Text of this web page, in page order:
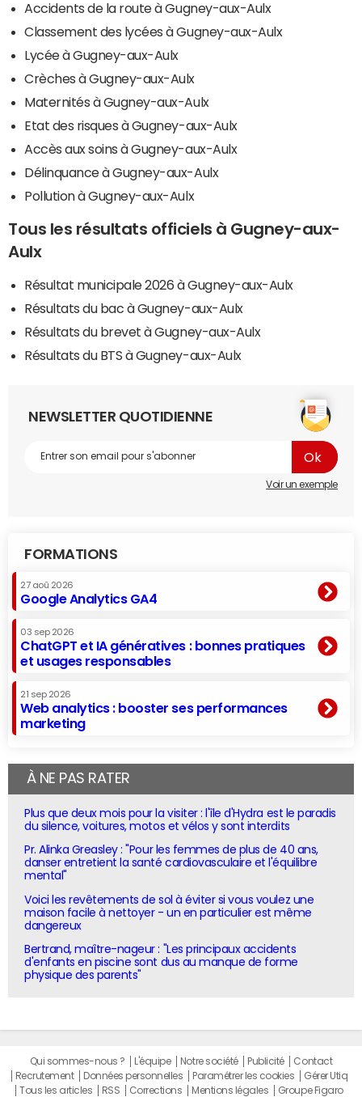
Accidents de la route à Gugney-aux-Aulx
Classement des lycées à Gugney-aux-Aulx
Lycée à Gugney-aux-Aulx
Crèches à Gugney-aux-Aulx
Maternités à Gugney-aux-Aulx
Etat des risques à Gugney-aux-Aulx
Accès aux soins à Gugney-aux-Aulx
Délinquance à Gugney-aux-Aulx
Pollution à Gugney-aux-Aulx
Tous les résultats officiels à Gugney-aux-
Aulx
Résultat municipale 2026 à Gugney-aux-Aulx
Résultats du bac à Gugney-aux-Aulx
Résultats du brevet à Gugney-aux-Aulx
Résultats du BTS à Gugney-aux-Aulx
NEWSLETTER QUOTIDIENNE
Voir un exemple
FORMATIONS
27 aoû 2026
Google Analytics GA4
03 sep 2026
ChatGPT et IA génératives : bonnes pratiques
et usages responsables
21 sep 2026
Web analytics : booster ses performances
marketing
À NE PAS RATER
Plus que deux mois pour la visiter : l'île d'Hydra est le paradis
du silence, voitures, motos et vélos y sont interdits
Pr. Alinka Greasley : "Pour les femmes de plus de 40 ans,
danser entretient la santé cardiovasculaire et l'équilibre
mental"
Voici les revêtements de sol à éviter si vous voulez une
maison facile à nettoyer - un en particulier est même
dangereux
Bertrand, maître-nageur : "Les principaux accidents
d'enfants en piscine sont dus au manque de forme
physique des parents"
Qui sommes-nous ? L'équipe Notre société Publicité
Contact
Recrutement
Données personnelles Paramétrer les cookies
Gérer Utiq
Tous les articles
RSS Corrections Mentions légales Groupe Figaro